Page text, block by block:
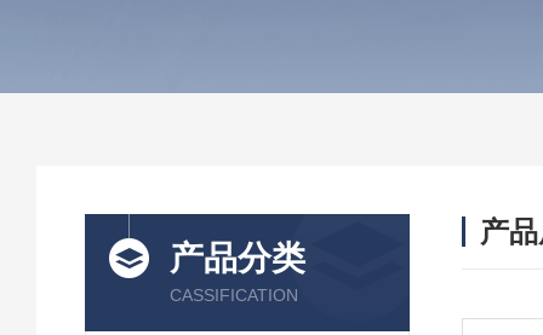
产品分类
CASSIFICATION
产